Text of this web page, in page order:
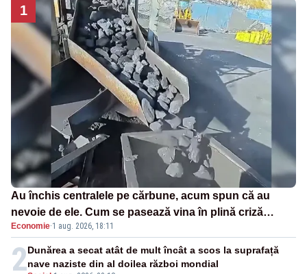
1
Au închis centralele pe cărbune, acum spun că au
nevoie de ele. Cum se pasează vina în plină criză
energetică
Economie·1 aug. 2026, 18:11
2Dunărea a secat atât de mult încât a scos la suprafață
nave naziste din al doilea război mondial